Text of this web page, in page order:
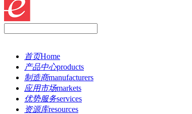
首页Home
产品中心products
制造商manufacturers
应用市场markets
优势服务services
资源库resources